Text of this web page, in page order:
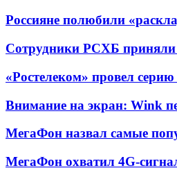
Россияне полюбили
Сотрудники РСХБ приняли
«Ростелеком» провел
Внимание на экран: Wink
МегаФон назвал самые
МегаФон охватил 4G-